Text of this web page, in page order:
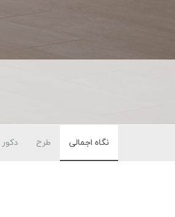
نگاه اجمالی طرح دکور